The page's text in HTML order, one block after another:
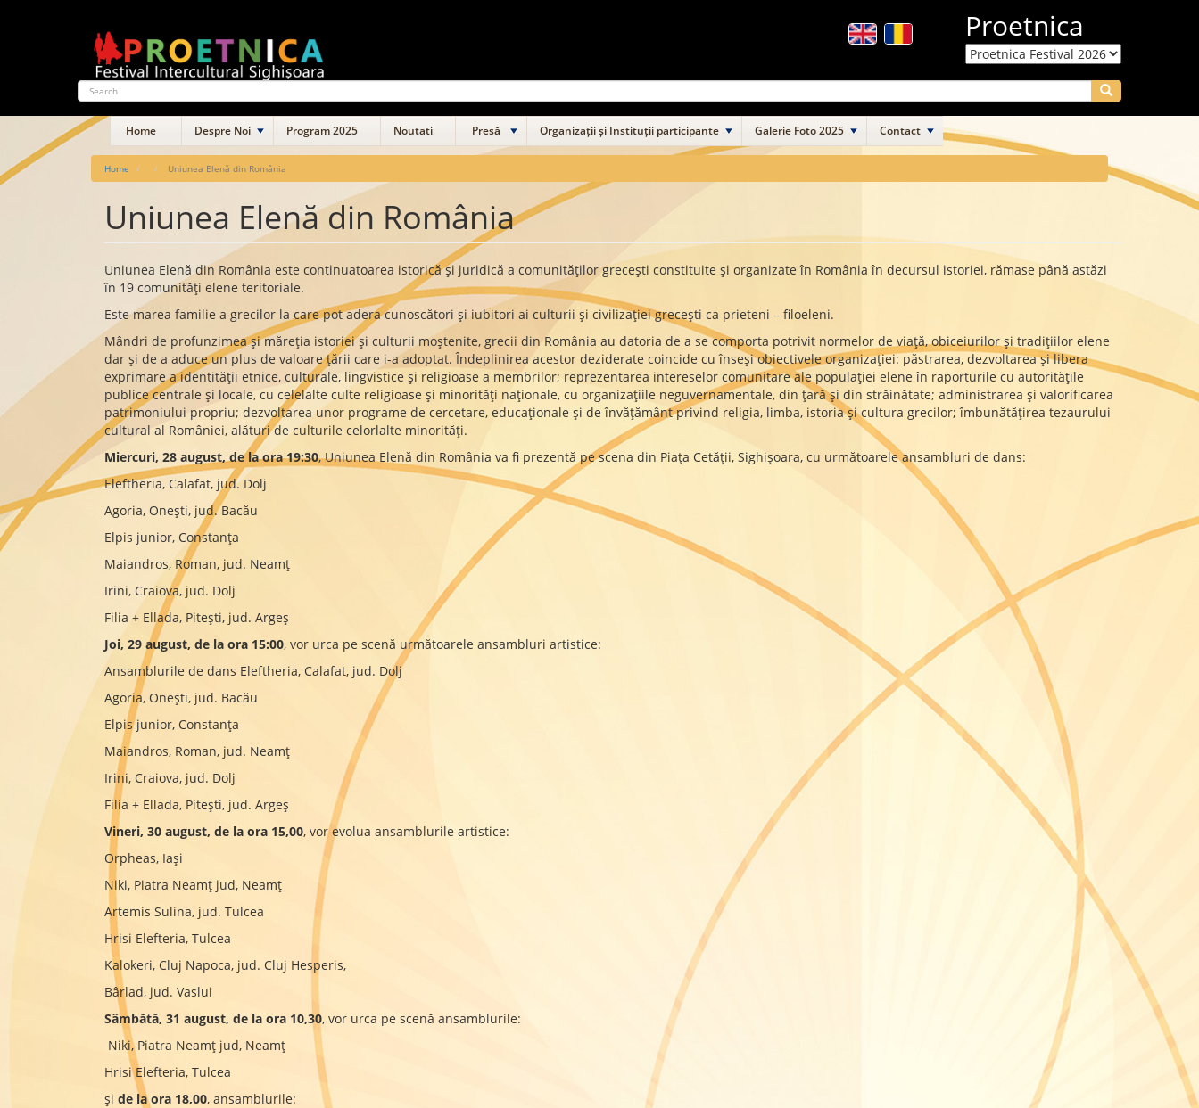
Search
Search
Proetnica
Main
navigation
Home Despre Noi Program 2025 Noutati Presă Organizații și Instituții participante Galerie Foto 2025 Contact
Home Uniunea Elenă din România
Uniunea Elenă din România
Uniunea Elenă din România este continuatoarea istorică şi juridică a comunităţilor greceşti constituite şi organizate în România în decursul istoriei, rămase până astăzi
în 19 comunităţi elene teritoriale.
Este marea familie a grecilor la care pot adera cunoscători şi iubitori ai culturii şi civilizaţiei greceşti ca prieteni – filoeleni.
Mândri de profunzimea şi măreţia istoriei şi culturii moştenite, grecii din România au datoria de a se comporta potrivit normelor de viaţă, obiceiurilor şi tradiţiilor elene
dar şi de a aduce un plus de valoare ţării care i-a adoptat. Îndeplinirea acestor deziderate coincide cu înseşi obiectivele organizaţiei: păstrarea, dezvoltarea şi libera
exprimare a identităţii etnice, culturale, lingvistice şi religioase a membrilor; reprezentarea intereselor comunitare ale populaţiei elene în raporturile cu autorităţile
publice centrale şi locale, cu celelalte culte religioase şi minorităţi naţionale, cu organizaţiile neguvernamentale, din ţară şi din străinătate; administrarea şi valorificarea
patrimoniului propriu; dezvoltarea unor programe de cercetare, educaţionale şi de învăţământ privind religia, limba, istoria şi cultura grecilor; îmbunătăţirea tezaurului
cultural al României, alături de culturile celorlalte minorităţi.
Miercuri, 28 august, de la ora 19:30, Uniunea Elenă din România va fi prezentă pe scena din Piața Cetății, Sighișoara, cu următoarele ansambluri de dans:
Eleftheria, Calafat, jud. Dolj
Agoria, Onești, jud. Bacău
Elpis junior, Constanța
Maiandros, Roman, jud. Neamț
Irini, Craiova, jud. Dolj
Filia + Ellada, Pitești, jud. Argeș
Joi, 29 august, de la ora 15:00, vor urca pe scenă următoarele ansambluri artistice:
Ansamblurile de dans Eleftheria, Calafat, jud. Dolj
Agoria, Onești, jud. Bacău
Elpis junior, Constanța
Maiandros, Roman, jud. Neamț
Irini, Craiova, jud. Dolj
Filia + Ellada, Pitești, jud. Argeș
Vineri, 30 august, de la ora 15,00, vor evolua ansamblurile artistice:
Orpheas, Iași
Niki, Piatra Neamț jud, Neamț
Artemis Sulina, jud. Tulcea
Hrisi Elefteria, Tulcea
Kalokeri, Cluj Napoca, jud. Cluj Hesperis,
Bârlad, jud. Vaslui
Sâmbătă, 31 august, de la ora 10,30, vor urca pe scenă ansamblurile:
Niki, Piatra Neamț jud, Neamț
Hrisi Elefteria, Tulcea
și de la ora 18,00, ansamblurile: